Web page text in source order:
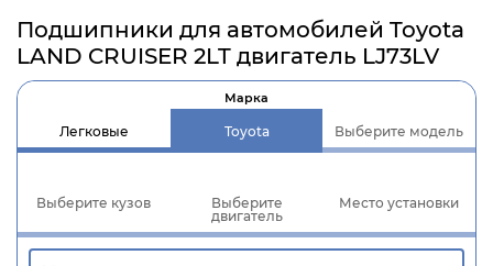
Подшипники для автомобилей Toyota
LAND CRUISER 2LT двигатель LJ73LV
Легковые
Марка
Toyota Выберите модель
Выберите кузов
Выберите
двигатель
Место установки